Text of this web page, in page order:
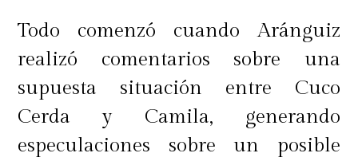
Todo comenzó cuando Aránguiz
realizó comentarios sobre una
supuesta situación entre Cuco
Cerda y Camila, generando
especulaciones sobre un posible